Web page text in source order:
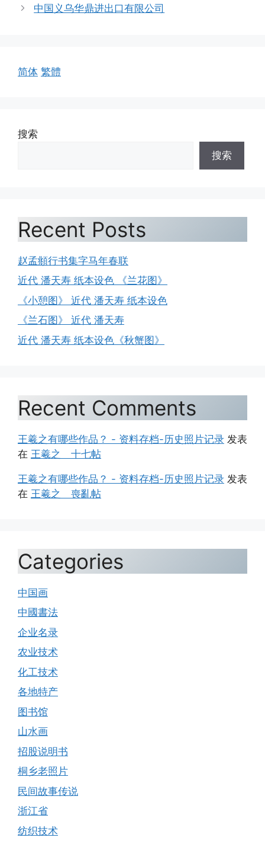
中国义乌华鼎进出口有限公司
简体 繁體
搜索
搜索
Recent Posts
赵孟頫行书集字马年春联
近代 潘天寿 纸本设色 《兰花图》
《小憩图》 近代 潘天寿 纸本设色
《兰石图》 近代 潘天寿
近代 潘天寿 纸本设色《秋蟹图》
Recent Comments
王羲之有哪些作品？ - 资料存档-历史照片记录 发表
在 王羲之 十七帖
王羲之有哪些作品？ - 资料存档-历史照片记录 发表
在 王羲之 喪亂帖
Categories
中国画
中國書法
企业名录
农业技术
化工技术
各地特产
图书馆
山水画
招股说明书
桐乡老照片
民间故事传说
浙江省
纺织技术